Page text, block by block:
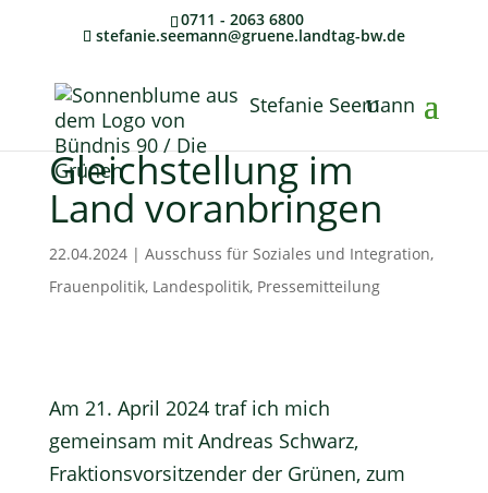
0711 - 2063 6800
stefanie.seemann@gruene.landtag-bw.de
Stefanie Seemann
Gleichstellung im
Land voranbringen
22.04.2024| Ausschuss für Soziales und Integration,
Frauenpolitik, Landespolitik, Pressemitteilung
Am 21. April 2024 traf ich mich
gemeinsam mit Andreas Schwarz,
Fraktionsvorsitzender der Grünen, zum